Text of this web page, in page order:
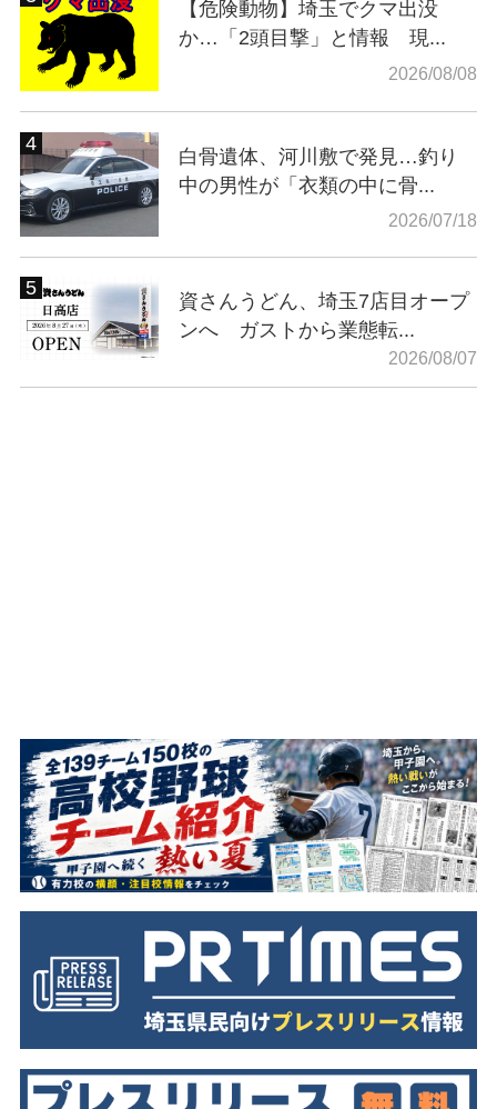
【危険動物】埼玉でクマ出没
か…「2頭目撃」と情報 現...
2026/08/08
白骨遺体、河川敷で発見…釣り
中の男性が「衣類の中に骨...
2026/07/18
資さんうどん、埼玉7店目オープ
ンへ ガストから業態転...
2026/08/07